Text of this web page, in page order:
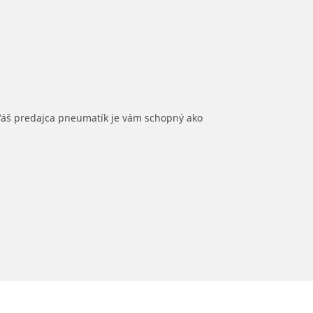
predajca pneumatík je vám schopný ako